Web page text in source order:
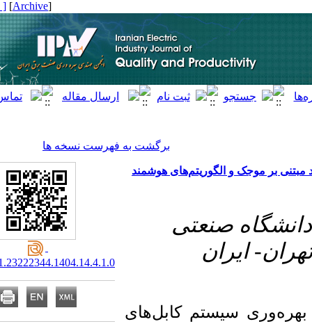
[ English ]
برگشت به فهرست نسخه ها
موجک و الگوریتم‌های هوشمند
صنعتی
ایران
سیستم کابل‌های
20.1001.1.23222344.1404.14.4.1.0